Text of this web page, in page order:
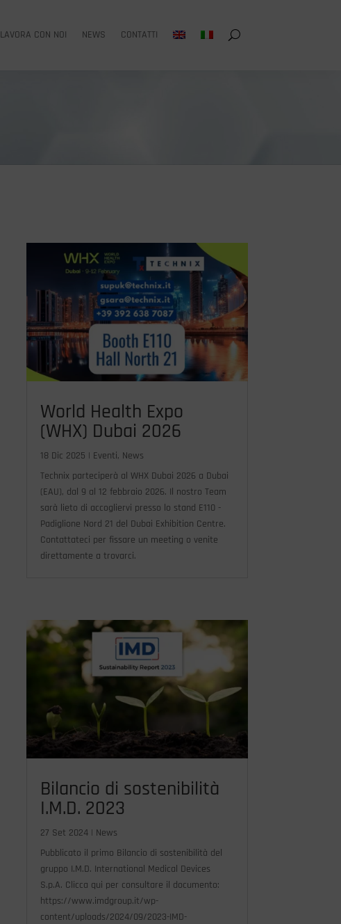
LAVORA CON NOI NEWS CONTATTI
World Health Expo
(WHX) Dubai 2026
18 Dic 2025 | Eventi, News
Technix parteciperà al WHX Dubai 2026 a Dubai
(EAU), dal 9 al 12 febbraio 2026. Il nostro Team
sarà lieto di accogliervi presso lo stand E110 -
Padiglione Nord 21 del Dubai Exhibition Centre.
Contattateci per fissare un meeting o venite
direttamente a trovarci.
Bilancio di sostenibilità
I.M.D. 2023
27 Set 2024| News
Pubblicato il primo Bilancio di sostenibilità del
gruppo I.M.D. International Medical Devices
S.p.A. Clicca qui per consultare il documento:
https://www.imdgroup.it/wp-
content/uploads/2024/09/2023-IMD-